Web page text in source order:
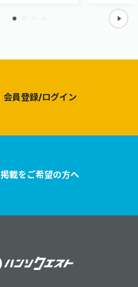
として、最
に提供して
会員登録/ログイン
掲載をご希望の方へ